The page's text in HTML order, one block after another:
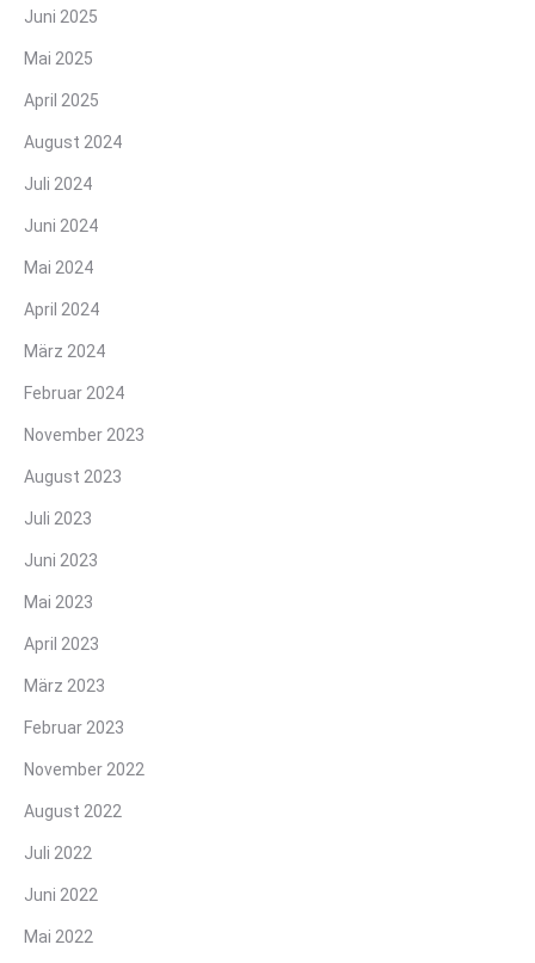
Juni 2025
Mai 2025
April 2025
August 2024
Juli 2024
Juni 2024
Mai 2024
April 2024
März 2024
Februar 2024
November 2023
August 2023
Juli 2023
Juni 2023
Mai 2023
April 2023
März 2023
Februar 2023
November 2022
August 2022
Juli 2022
Juni 2022
Mai 2022